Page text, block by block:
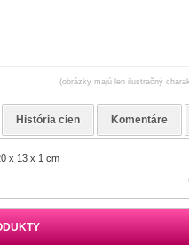
(obrázky majú len ilustračný
História cien Komentáre
x 13 x 1 cm